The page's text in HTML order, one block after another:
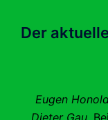
Der
Eugen
Dieter Gau,